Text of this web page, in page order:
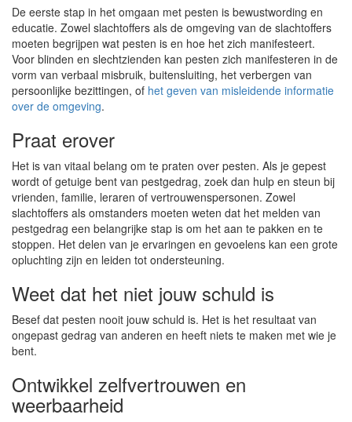
De eerste stap in het omgaan met pesten is bewustwording en
educatie. Zowel slachtoffers als de omgeving van de slachtoffers
moeten begrijpen wat pesten is en hoe het zich manifesteert.
Voor blinden en slechtzienden kan pesten zich manifesteren in de
vorm van verbaal misbruik, buitensluiting, het verbergen van
persoonlijke bezittingen, of het geven van misleidende informatie
over de omgeving.
Praat erover
Het is van vitaal belang om te praten over pesten. Als je gepest
wordt of getuige bent van pestgedrag, zoek dan hulp en steun bij
vrienden, familie, leraren of vertrouwenspersonen. Zowel
slachtoffers als omstanders moeten weten dat het melden van
pestgedrag een belangrijke stap is om het aan te pakken en te
stoppen. Het delen van je ervaringen en gevoelens kan een grote
opluchting zijn en leiden tot ondersteuning.
Weet dat het niet jouw schuld is
Besef dat pesten nooit jouw schuld is. Het is het resultaat van
ongepast gedrag van anderen en heeft niets te maken met wie je
bent.
Ontwikkel zelfvertrouwen en
weerbaarheid